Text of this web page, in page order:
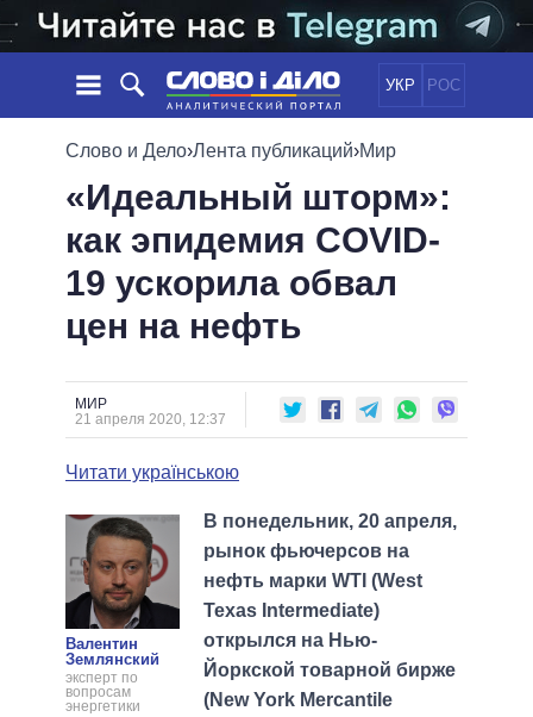
УКР РОС
НОВОСТИ
ЛЕНТА
СОБЫТИЯ
СТАТЬИ
МНЕНИЯ
ОБЗОРЫ
ДАЙДЖЕСТЫ
ПОЛИТИКА
ЭКОНОМИКА
ОБЩЕСТВО
ОБЕЩАНИЯ
ПОЛИТИКИ
ВСЕ ПОЛИТИКИ
ПРЕЗИДЕНТ И ОФИС
ВЕРХОВНАЯ РАДА
КАБИНЕТ МИНИСТРОВ
МЭРЫ
ВСЕ ПЕРСОНЫ
ИНФОГРАФИКА
ПОДДЕРЖАТЬ
СРАВНЕНИЕ ПОЛИТИКОВ
Слово и Дело›Лента публикаций›Мир
«Идеальный шторм»:
как эпидемия COVID-
19 ускорила обвал
цен на нефть
МИР
21 апреля 2020, 12:37
Читати українською
Валентин
Землянский
эксперт по
вопросам
энергетики
В понедельник, 20 апреля,
рынок фьючерсов на
нефть марки WTI (West
Texas Intermediate)
открылся на Нью-
Йоркской товарной бирже
(New York Mercantile